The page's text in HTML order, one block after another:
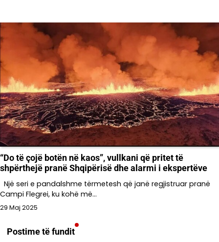
“Do të çojë botën në kaos”, vullkani që pritet të
shpërthejë pranë Shqipërisë dhe alarmi i ekspertëve
Një seri e pandalshme tërmetesh që janë regjistruar pranë
Campi Flegrei, ku kohë më…
29 Maj 2025
Postime të fundit